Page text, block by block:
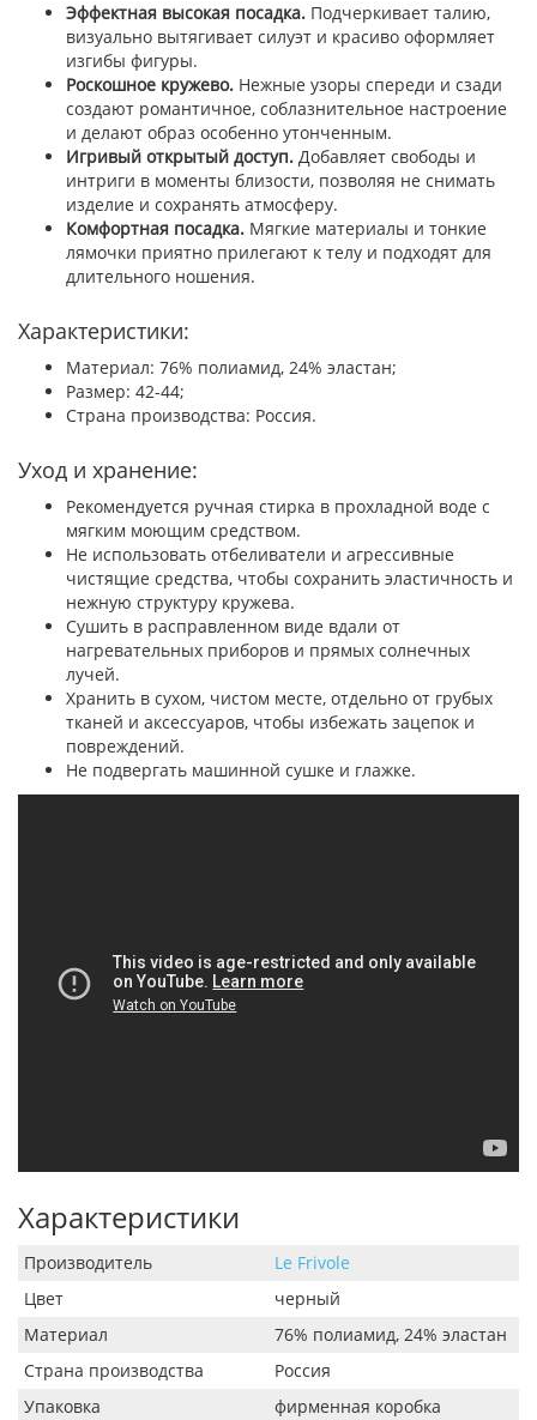
Эффектная высокая посадка. Подчеркивает талию,
визуально вытягивает силуэт и красиво оформляет
изгибы фигуры.
Роскошное кружево. Нежные узоры спереди и сзади
создают романтичное, соблазнительное настроение
и делают образ особенно утонченным.
Игривый открытый доступ. Добавляет свободы и
интриги в моменты близости, позволяя не снимать
изделие и сохранять атмосферу.
Комфортная посадка. Мягкие материалы и тонкие
лямочки приятно прилегают к телу и подходят для
длительного ношения.
Характеристики:
Материал: 76% полиамид, 24% эластан;
Размер: 42-44;
Страна производства: Россия.
Уход и хранение:
Рекомендуется ручная стирка в прохладной воде с
мягким моющим средством.
Не использовать отбеливатели и агрессивные
чистящие средства, чтобы сохранить эластичность и
нежную структуру кружева.
Сушить в расправленном виде вдали от
нагревательных приборов и прямых солнечных
лучей.
Хранить в сухом, чистом месте, отдельно от грубых
тканей и аксессуаров, чтобы избежать зацепок и
повреждений.
Не подвергать машинной сушке и глажке.
Характеристики
Производитель
Le Frivole
Цвет
черный
Материал
76% полиамид, 24% эластан
Страна производства
Россия
Упаковка
фирменная коробка